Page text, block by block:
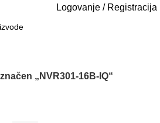
Logovanje / Registracija
„NVR301-16B-IQ“